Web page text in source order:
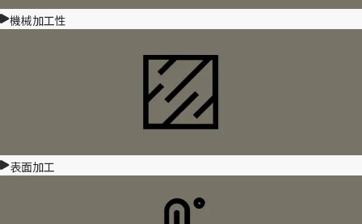
機械加工性
表面加工